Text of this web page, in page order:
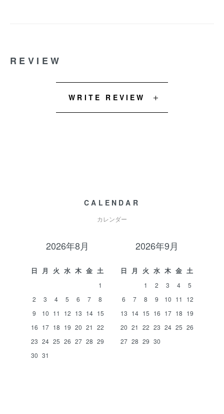
REVIEW
WRITE REVIEW
CALENDAR
カレンダー
2026年8月
日 月 火 水 木 金 土
1
2
3 4 5 6 7
8
9
10 11 12 13 14 15
16 17 18 19 20 21 22
23 24 25 26 27 28 29
30 31
2026年9月
日 月 火 水 木 金 土
1 2 3 4
5
6
7 8 9 10 11
12
13 14 15 16 17 18 19
20 21 22 23 24 25 26
27 28 29 30